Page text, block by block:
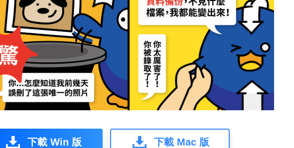
下載 Win 版 下載 Mac 版